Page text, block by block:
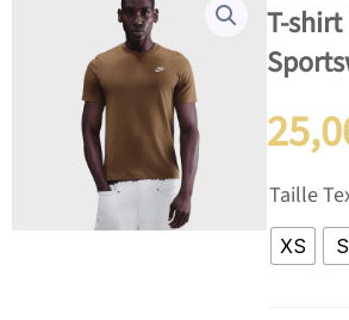
T-
Taille
XS S
quantité
de
T-
shirt